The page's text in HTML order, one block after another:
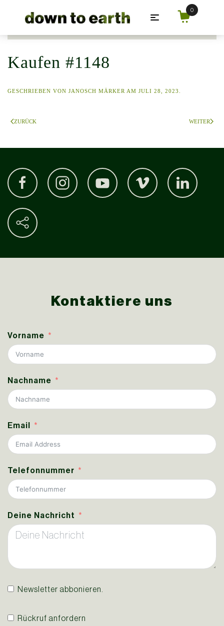
Zum Hauptinhalt springen
Kaufen #1148
GESCHRIEBEN VON JANOSCH MÄRKER AM JULI 28, 2023
ZURÜCK WEITER
Kontaktiere uns
Vorname
Nachname
Email
Telefonnummer
Deine Nachricht
Newsletter abbonieren.
Rückruf anfordern